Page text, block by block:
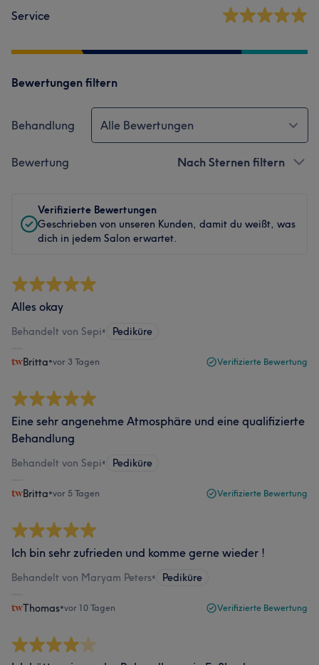
Service
Bewertungen filtern
Behandlung Alle Bewertungen
Bewertung Nach Sternen filtern
Verifizierte Bewertungen
Geschrieben von unseren Kunden, damit du weißt, was
dich in jedem Salon erwartet.
Alles okay
Behandelt von Sepi• Pediküre
Britta•vor 3 Tagen Verifizierte Bewertung
Eine sehr angenehme Atmosphäre und eine qualifizierte
Behandlung
Behandelt von Sepi• Pediküre
Britta•vor 5 Tagen Verifizierte Bewertung
Ich bin sehr zufrieden und komme gerne wieder !
Behandelt von Maryam Peters• Pediküre
Thomas•vor 10 Tagen Verifizierte Bewertung